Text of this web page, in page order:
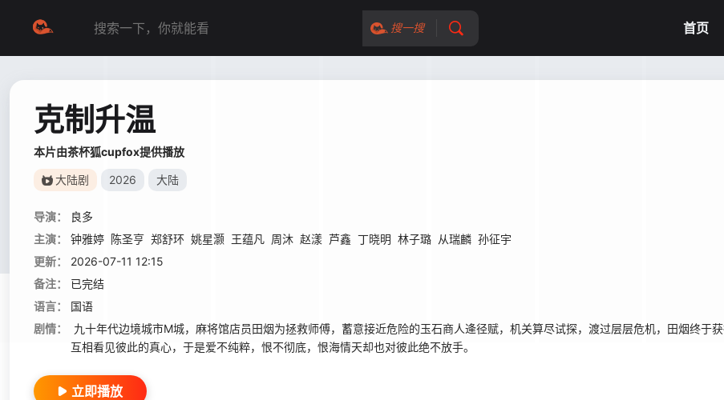
搜一搜 首页
克制升温
本片由茶杯狐cupfox提供播放
大陆剧 2026 大陆
导演：
良多
主演：
钟雅婷 陈圣亨 郑舒环 姚星灏 王蕴凡 周沐 赵漾 芦鑫 丁晓明 林子璐 从瑞麟 孙征宇
更新：
2026-07-11 12:15
备注：
已完结
语言：
国语
剧情：
九十年代边境城市M城，麻将馆店员田烟为拯救师傅，蓄意接近危险的玉石商人逄径赋，机关算尽试探，渡过层层危机，田烟终于
互相看见彼此的真心，于是爱不纯粹，恨不彻底，恨海情天却也对彼此绝不放手。
立即播放